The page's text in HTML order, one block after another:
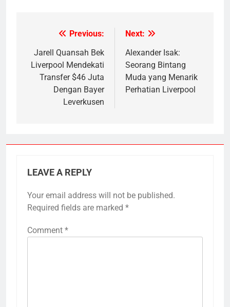
navigation
Previous:
Jarell Quansah Bek
Liverpool Mendekati
Transfer $46 Juta
Dengan Bayer
Leverkusen
Next:
Alexander Isak:
Seorang Bintang
Muda yang Menarik
Perhatian Liverpool
LEAVE A REPLY
Your email address will not be published.
Required fields are marked *
Comment *